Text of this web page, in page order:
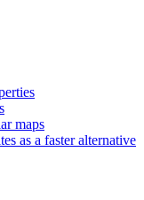
maps
as a faster alternative